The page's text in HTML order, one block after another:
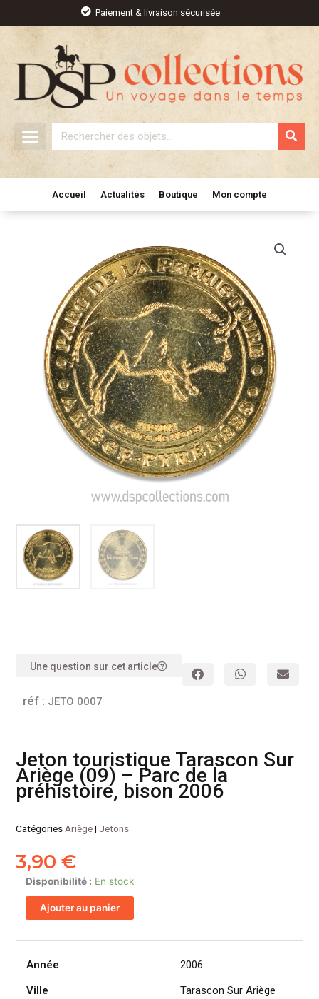
contenu
Paiement & livraison sécurisée
Rechercher
Accueil Actualités Boutique Mon compte
Une question sur cet article
réf : JETO 0007
Jeton touristique Tarascon Sur
Ariège (09) – Parc de la
préhistoire, bison 2006
Catégories Ariège| Jetons
3,90€
Disponibilité : En stock
quantité
de
Jeton
Tarascon
Sur
(09)
Ajouter au panier
Année
2006
Ville
Tarascon Sur Ariège